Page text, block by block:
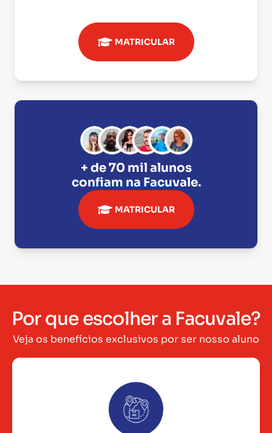
MATRICULAR
+ de 70 mil alunos
confiam na Facuvale.
MATRICULAR
Por que escolher a Facuvale?
Veja os benefícios exclusivos por ser nosso aluno